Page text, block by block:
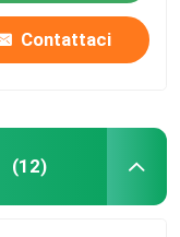
Contattaci
(12)